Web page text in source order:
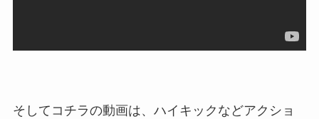
そしてコチラの動画は、ハイキックなどアクショ